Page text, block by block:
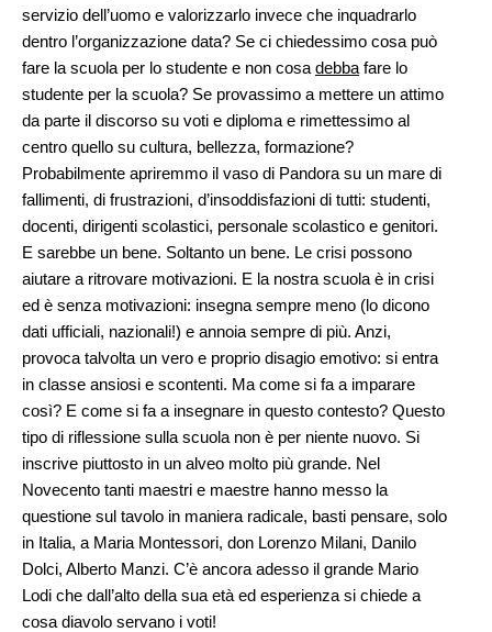
servizio dell’uomo e valorizzarlo invece che inquadrarlo
dentro l’organizzazione data? Se ci chiedessimo cosa può
fare la scuola per lo studente e non cosa debba fare lo
studente per la scuola? Se provassimo a mettere un attimo
da parte il discorso su voti e diploma e rimettessimo al
centro quello su cultura, bellezza, formazione?
Probabilmente apriremmo il vaso di Pandora su un mare di
fallimenti, di frustrazioni, d’insoddisfazioni di tutti: studenti,
docenti, dirigenti scolastici, personale scolastico e genitori.
E sarebbe un bene. Soltanto un bene. Le crisi possono
aiutare a ritrovare motivazioni. E la nostra scuola è in crisi
ed è senza motivazioni: insegna sempre meno (lo dicono
dati ufficiali, nazionali!) e annoia sempre di più. Anzi,
provoca talvolta un vero e proprio disagio emotivo: si entra
in classe ansiosi e scontenti. Ma come si fa a imparare
così? E come si fa a insegnare in questo contesto? Questo
tipo di riflessione sulla scuola non è per niente nuovo. Si
inscrive piuttosto in un alveo molto più grande. Nel
Novecento tanti maestri e maestre hanno messo la
questione sul tavolo in maniera radicale, basti pensare, solo
in Italia, a Maria Montessori, don Lorenzo Milani, Danilo
Dolci, Alberto Manzi. C’è ancora adesso il grande Mario
Lodi che dall’alto della sua età ed esperienza si chiede a
cosa diavolo servano i voti!